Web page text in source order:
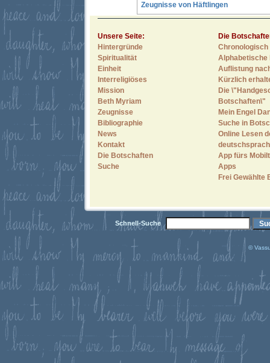
Zeugnisse von Häftlingen
Unsere Seite:
Hintergründe
Spiritualität
Einheit
Interreligiöses
Mission
Beth Myriam
Zeugnisse
Bibliographie
News
Kontakt
Die Botschaften
Suche
Die
Alphabetische
Auflistung
Kürzlich
Die
Botschaften\"
Mein Engel
Suche in
Online Lesen
App fürs
Apps
Frei Gewählte
Schnell-Suche
©